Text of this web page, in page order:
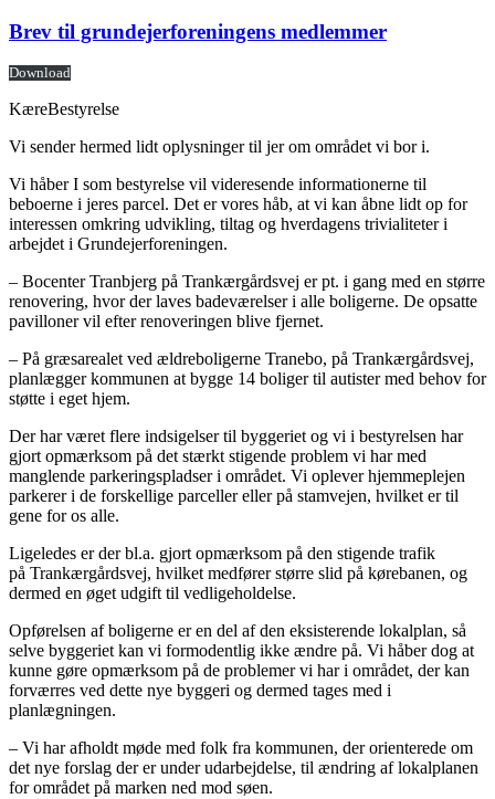
Brev til grundejerforeningens medlemmer
Download
KæreBestyrelse
Vi sender hermed lidt oplysninger til jer om området vi bor i.
Vi håber I som bestyrelse vil videresende informationerne til
beboerne i jeres parcel. Det er vores håb, at vi kan åbne lidt op for
interessen omkring udvikling, tiltag og hverdagens trivialiteter i
arbejdet i Grundejerforeningen.
– Bocenter Tranbjerg på Trankærgårdsvej er pt. i gang med en større
renovering, hvor der laves badeværelser i alle boligerne. De opsatte
pavilloner vil efter renoveringen blive fjernet.
– På græsarealet ved ældreboligerne Tranebo, på Trankærgårdsvej,
planlægger kommunen at bygge 14 boliger til autister med behov for
støtte i eget hjem.
Der har været flere indsigelser til byggeriet og vi i bestyrelsen har
gjort opmærksom på det stærkt stigende problem vi har med
manglende parkeringspladser i området. Vi oplever hjemmeplejen
parkerer i de forskellige parceller eller på stamvejen, hvilket er til
gene for os alle.
Ligeledes er der bl.a. gjort opmærksom på den stigende trafik
på Trankærgårdsvej, hvilket medfører større slid på kørebanen, og
dermed en øget udgift til vedligeholdelse.
Opførelsen af boligerne er en del af den eksisterende lokalplan, så
selve byggeriet kan vi formodentlig ikke ændre på. Vi håber dog at
kunne gøre opmærksom på de problemer vi har i området, der kan
forværres ved dette nye byggeri og dermed tages med i
planlægningen.
– Vi har afholdt møde med folk fra kommunen, der orienterede om
det nye forslag der er under udarbejdelse, til ændring af lokalplanen
for området på marken ned mod søen.